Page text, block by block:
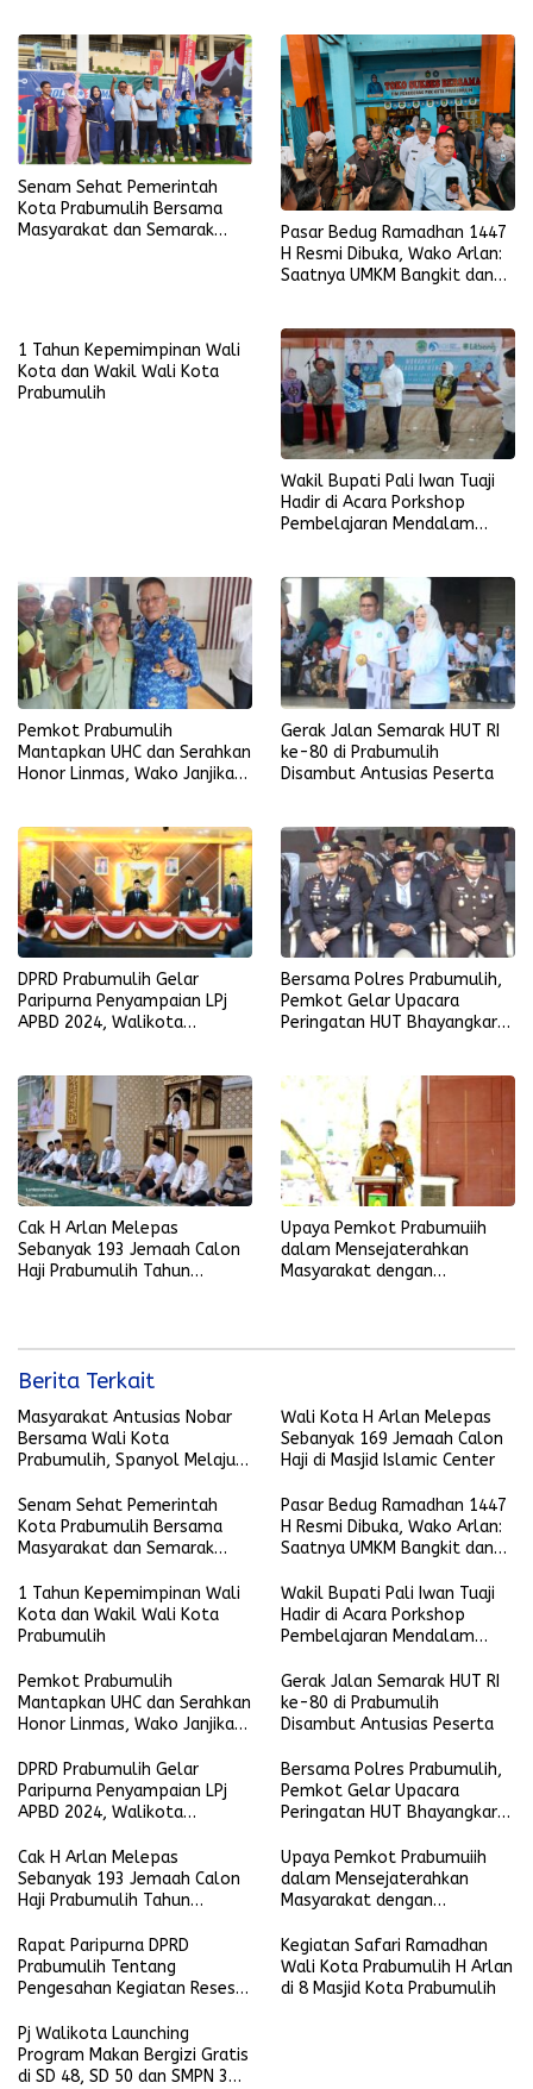
Senam Sehat Pemerintah
Kota Prabumulih Bersama
Masyarakat dan Semarak
Pasar Bedug Ramadhan 1447
H Resmi Dibuka, Wako Arlan:
Saatnya UMKM Bangkit dan
1 Tahun Kepemimpinan Wali
Kota dan Wakil Wali Kota
Prabumulih
Wakil Bupati Pali Iwan Tuaji
Hadir di Acara Porkshop
Pembelajaran Mendalam
Pemkot Prabumulih
Mantapkan UHC dan Serahkan
Honor Linmas, Wako Janjikan
Gerak Jalan Semarak HUT RI
ke-80 di Prabumulih
Disambut Antusias Peserta
DPRD Prabumulih Gelar
Paripurna Penyampaian LPj
APBD 2024, Walikota
Bersama Polres Prabumulih,
Pemkot Gelar Upacara
Peringatan HUT Bhayangkara
Cak H Arlan Melepas
Sebanyak 193 Jemaah Calon
Haji Prabumulih Tahun
Upaya Pemkot Prabumuiih
dalam Mensejaterahkan
Masyarakat dengan
Berita Terkait
Masyarakat Antusias Nobar
Bersama Wali Kota
Prabumulih, Spanyol Melaju
Wali Kota H Arlan Melepas
Sebanyak 169 Jemaah Calon
Haji di Masjid Islamic Center
Senam Sehat Pemerintah
Kota Prabumulih Bersama
Masyarakat dan Semarak
Dunia 2026
Pasar Bedug Ramadhan 1447
H Resmi Dibuka, Wako Arlan:
Saatnya UMKM Bangkit dan
1 Tahun Kepemimpinan Wali
Kota dan Wakil Wali Kota
Prabumulih
Wakil Bupati Pali Iwan Tuaji
Hadir di Acara Porkshop
Pembelajaran Mendalam
Pemkot Prabumulih
Mantapkan UHC dan Serahkan
Honor Linmas, Wako Janjikan
Gerak Jalan Semarak HUT RI
ke-80 di Prabumulih
Disambut Antusias Peserta
DPRD Prabumulih Gelar
Paripurna Penyampaian LPj
APBD 2024, Walikota
Bersama Polres Prabumulih,
Pemkot Gelar Upacara
Peringatan HUT Bhayangkara
Cak H Arlan Melepas
Sebanyak 193 Jemaah Calon
Haji Prabumulih Tahun
Islamic Center Jalan Lingkar
Timur
Upaya Pemkot Prabumuiih
dalam Mensejaterahkan
Masyarakat dengan
Perkebunan dan Bantuan
Bibit Gratis
Rapat Paripurna DPRD
Prabumulih Tentang
Pengesahan Kegiatan Reses 3
Kegiatan Safari Ramadhan
Wali Kota Prabumulih H Arlan
di 8 Masjid Kota Prabumulih
Pj Walikota Launching
Program Makan Bergizi Gratis
di SD 48, SD 50 dan SMPN 3